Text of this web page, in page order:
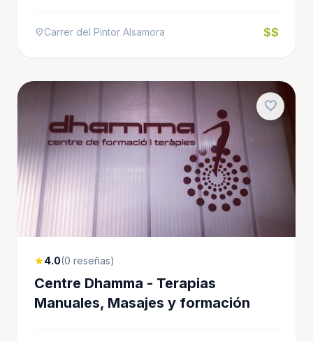
location_onCarrer del Pintor Alsamora $$
favorite
star4.0(0 reseñas)
Centre Dhamma - Terapias
Manuales, Masajes y formación